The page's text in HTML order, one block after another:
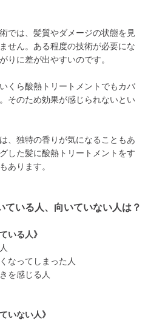
では、髪質やダメージの状態を見
せん。ある程度の技術が必要にな
りに差が出やすいのです。
くら酸熱トリートメントでもカバ
そのため効果が感じられないとい
、独特の香りが気になることもあ
した髪に酸熱トリートメントをす
あります。
ている人、向いていない人は？
いる人》
なってしまった人
を感じる人
いない人》